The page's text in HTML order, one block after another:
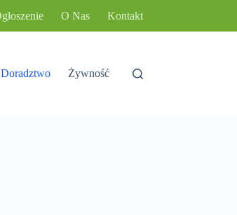
O Nas Kontakt
Żywność